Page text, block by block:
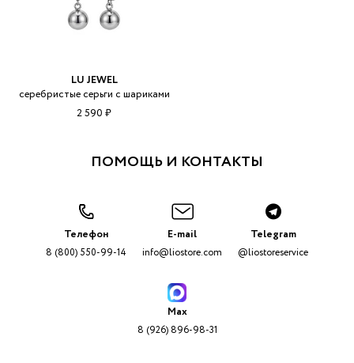
LU JEWEL
серебристые серьги с шариками
2 590 ₽
ПОМОЩЬ И КОНТАКТЫ
Телефон
8 (800) 550-99-14
E-mail
info@liostore.com
Telegram
@liostoreservice
Max
8 (926) 896-98-31